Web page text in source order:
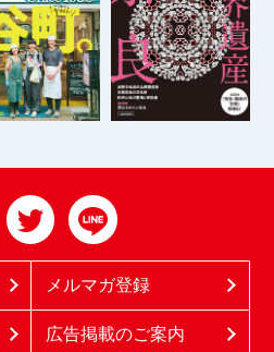
メルマガ登録
広告掲載のご案内